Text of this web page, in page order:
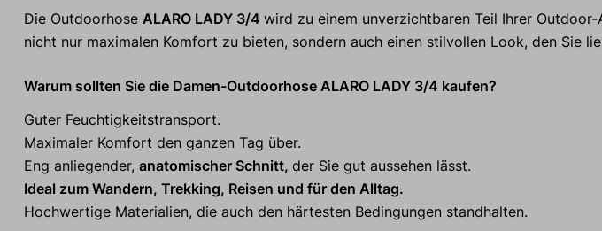
Die Outdoorhose ALARO LADY 3/4 wird zu einem unverzichtbaren Teil Ihrer
nicht nur maximalen Komfort zu bieten, sondern auch einen stilvollen Look, den Sie
Warum sollten Sie die Damen-Outdoorhose ALARO LADY 3/4 kaufen?
Guter Feuchtigkeitstransport.
Maximaler Komfort den ganzen Tag über.
Eng anliegender, anatomischer Schnitt, der Sie gut aussehen lässt.
Ideal zum Wandern, Trekking, Reisen und für den Alltag.
Hochwertige Materialien, die auch den härtesten Bedingungen standhalten.